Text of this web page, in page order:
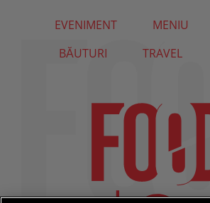
EVENIMENT MENIU
BĂUTURI
TRAVEL